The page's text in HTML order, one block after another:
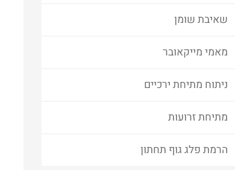
שאיבת שומן
מאמי מייקאובר
ניתוח מתיחת ירכיים
מתיחת זרועות
הרמת פלג גוף תחתון